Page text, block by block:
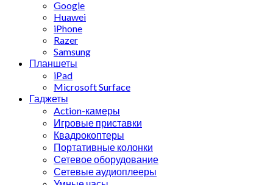
Google
Huawei
iPhone
Razer
Samsung
Планшеты
iPad
Microsoft Surface
Гаджеты
Action-камеры
Игровые приставки
Квадрокоптеры
Портативные колонки
Сетевое оборудование
Сетевые аудиоплееры